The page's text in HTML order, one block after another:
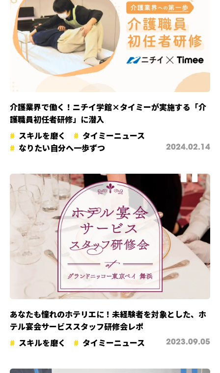
介護業界で働く！ニチイ学館×タイミーが実施する「介
護職員初任者研修」に潜入
スキルを磨く
タイミーニュース
なりたい自分へ一歩ずつ
2024.02.14
あなたも憧れのホテリエに！未経験者を対象とした、ホ
テル宴会サービススタッフ研修会レポ
スキルを磨く
タイミーニュース 2023.09.05